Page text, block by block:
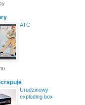
ATC
Urodzinowy
exploding box